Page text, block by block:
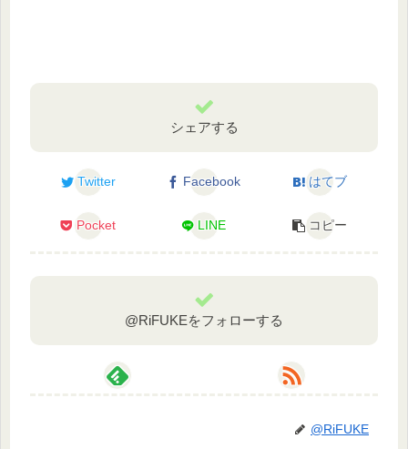
シェアする
Twitter Facebook はてブ
Pocket LINE コピー
@RiFUKEをフォローする
@RiFUKE